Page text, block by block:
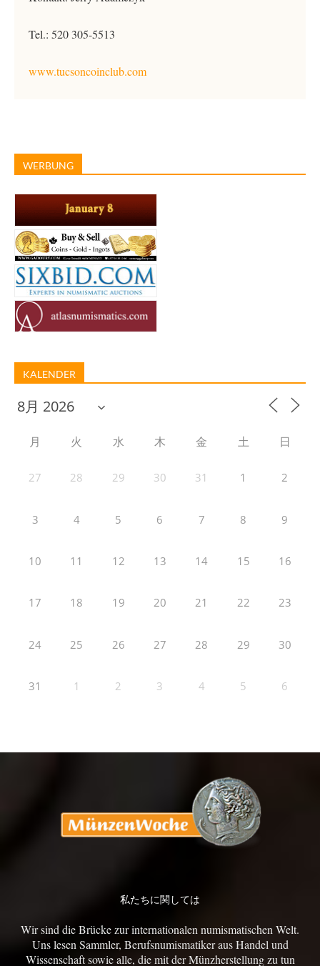
Tel.: 520 305-5513
www.tucsoncoinclub.com
WERBUNG
KALENDER
月 火 水 木 金 土 日
27 28 29 30 31 1 2
3 4 5 6 7 8 9
10 11 12 13 14 15 16
17 18 19 20 21 22 23
24 25 26 27 28 29 30
31 1 2 3 4 5 6
私たちに関しては
Wir sind die Brücke zur internationalen numismatischen Welt.
Uns lesen Sammler, Berufsnumismatiker aus Handel und
Wissenschaft sowie alle, die mit der Münzherstellung zu tun